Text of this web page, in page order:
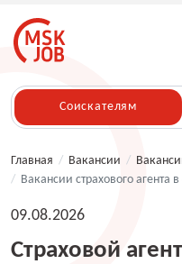
Соискателям
Главная / Вакансии /
/ Вакансии страхового агента
Страховой агент
09.08.2026